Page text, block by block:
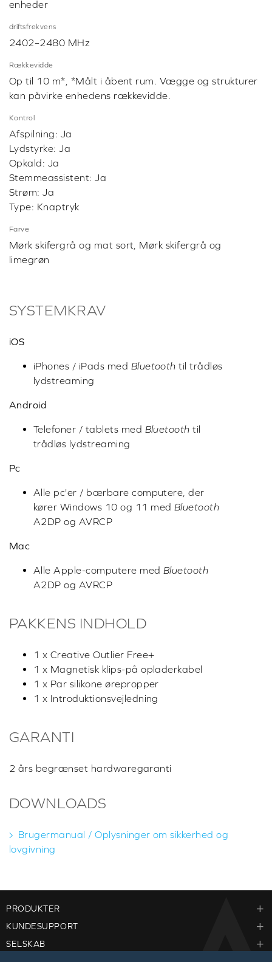
enheder
driftsfrekvens
2402–2480 MHz
Rækkevidde
Op til 10 m*, *Målt i åbent rum. Vægge og strukturer
kan påvirke enhedens rækkevidde.
Kontrol
Afspilning: Ja
Lydstyrke: Ja
Opkald: Ja
Stemmeassistent: Ja
Strøm: Ja
Type: Knaptryk
Farve
Mørk skifergrå og mat sort, Mørk skifergrå og
limegrøn
SYSTEMKRAV
iOS
iPhones / iPads med Bluetooth til trådløs
lydstreaming
Android
Telefoner / tablets med Bluetooth til
trådløs lydstreaming
Pc
Alle pc'er / bærbare computere, der
kører Windows 10 og 11 med Bluetooth
A2DP og AVRCP
Mac
Alle Apple-computere med Bluetooth
A2DP og AVRCP
PAKKENS INDHOLD
1 x Creative Outlier Free+
1 x Magnetisk klips-på opladerkabel
1 x Par silikone ørepropper
1 x Introduktionsvejledning
GARANTI
2 års begrænset hardwaregaranti
DOWNLOADS
Brugermanual / Oplysninger om sikkerhed og
lovgivning
PRODUKTER
KUNDESUPPORT
SELSKAB